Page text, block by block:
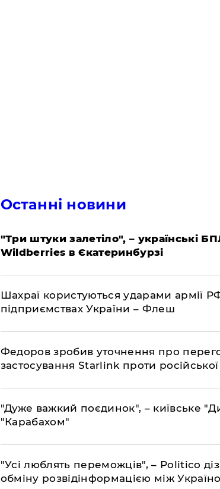
Останні новини
"Три штуки залетіло", – українські
Wildberries в Єкатеринбурзі
Шахраї користуються ударами армії
підприємствах України – Флеш
Федоров зробив уточнення про
застосування Starlink проти російської
"Дуже важкий поєдинок", – київське
"Карабахом"
"Усі люблять переможців", – Politico
обміну розвідінформацією між